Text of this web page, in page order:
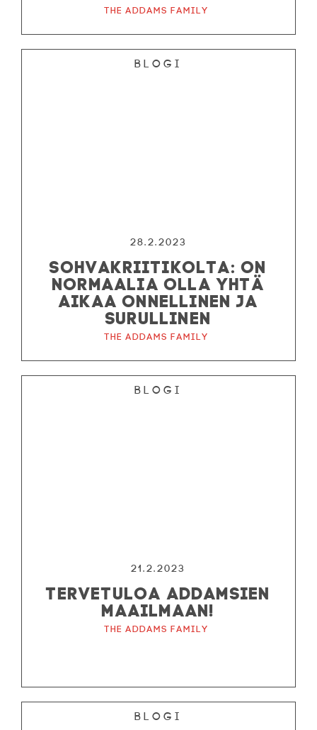
The Addams Family
Blogi
28.2.2023
SOHVAKRIITIKOLTA: ON
NORMAALIA OLLA YHTÄ
AIKAA ONNELLINEN JA
SURULLINEN
The Addams Family
Blogi
21.2.2023
TERVETULOA ADDAMSIEN
MAAILMAAN!
The Addams Family
Blogi